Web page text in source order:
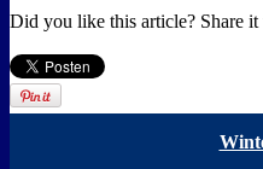
Did you like this article? Share